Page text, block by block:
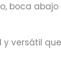
boca
y versátil